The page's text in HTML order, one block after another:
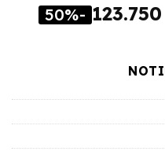
123.750
-50%